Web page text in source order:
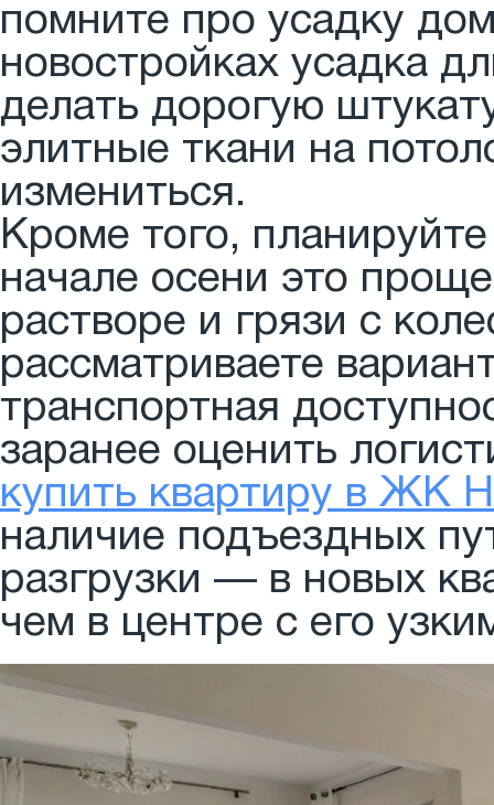
помните про усадку
новостройках усадка
делать дорогую
элитные ткани на
измениться.
Кроме того,
начале осени это
растворе и грязи с
рассматриваете
транспортная
заранее оценить
купить квартиру в ЖК
наличие подъездных
разгрузки — в новых
чем в центре с его